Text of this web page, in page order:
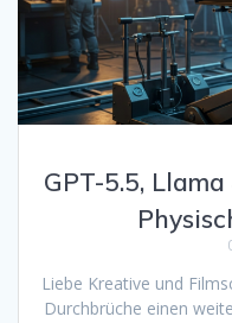
GPT-5.5,
Liebe Kreative und
Durchbrüche einen